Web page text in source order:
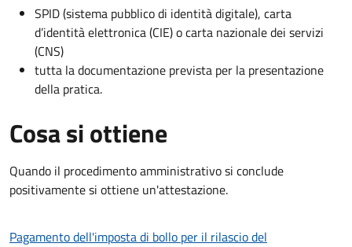
SPID (sistema pubblico di identità digitale), carta
d’identità elettronica (CIE) o carta nazionale dei servizi
(CNS)
tutta la documentazione prevista per la presentazione
della pratica.
Cosa si ottiene
Quando il procedimento amministrativo si conclude
positivamente si ottiene un'attestazione.
Pagamento dell'imposta di bollo per il rilascio del